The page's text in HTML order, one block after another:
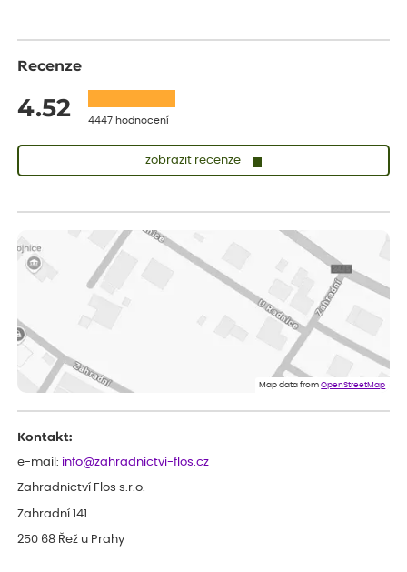
Recenze
4.52 4447 hodnocení
zobrazit recenze
vše v naprostém pořádku
ověřený nákup dnes
Jana
Flos je nejlepší &#129321;
Map data fromOpenStreetMap
Kontakt:
e-mail: info@zahradnictvi-flos.cz
Zahradnictví Flos s.r.o.
Zahradní 141
250 68 Řež u Prahy